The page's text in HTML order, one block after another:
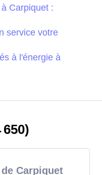
Carpiquet :
service votre
à l'énergie à
Carpiquet